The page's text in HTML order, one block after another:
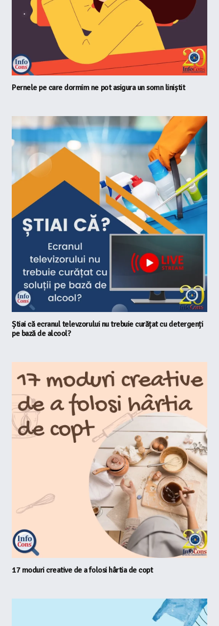
Pernele pe care dormim ne pot asigura un somn liniștit
Știai că ecranul televzorului nu trebuie curățat cu detergenți
pe bază de alcool?
17 moduri creative de a folosi hârtia de copt